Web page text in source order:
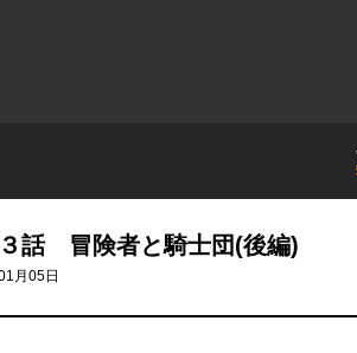
話 冒険者と騎士団(後編)
月05日